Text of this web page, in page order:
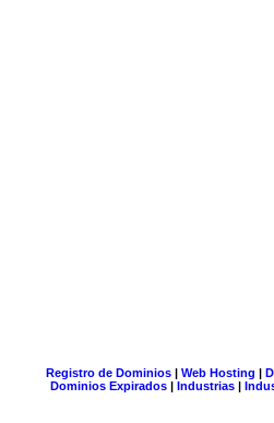
Registro de Dominios| Web Hosting |
Dominios Expirados | Industrias |